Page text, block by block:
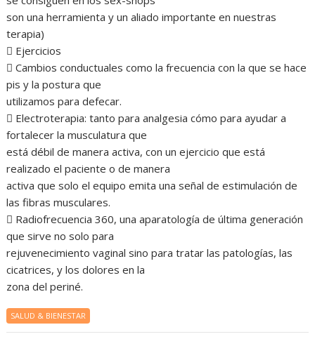
son una herramienta y un aliado importante en nuestras
terapia)
 Ejercicios
 Cambios conductuales como la frecuencia con la que se hace
pis y la postura que
utilizamos para defecar.
 Electroterapia: tanto para analgesia cómo para ayudar a
fortalecer la musculatura que
está débil de manera activa, con un ejercicio que está
realizado el paciente o de manera
activa que solo el equipo emita una señal de estimulación de
las fibras musculares.
 Radiofrecuencia 360, una aparatología de última generación
que sirve no solo para
rejuvenecimiento vaginal sino para tratar las patologías, las
cicatrices, y los dolores en la
zona del periné.
SALUD & BIENESTAR